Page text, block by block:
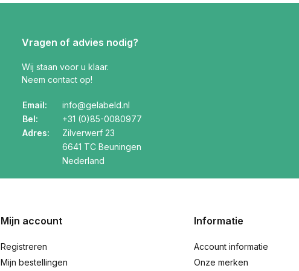
Vragen of advies nodig?
Wij staan voor u klaar.
Neem contact op!
Email:
info@gelabeld.nl
Bel:
+31 (0)85-0080977
Adres:
Zilverwerf 23
6641 TC Beuningen
Nederland
Mijn account
Registreren
Mijn bestellingen
Informatie
Account informatie
Onze merken